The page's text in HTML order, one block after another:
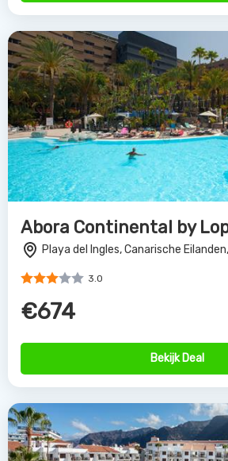
Abora Continental by
Playa del Ingles, Canarische
3.0
€674
Bekijk Deal